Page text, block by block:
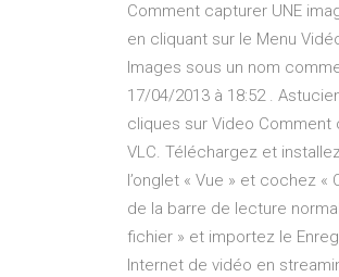
Comment capturer UNE
en cliquant sur le Menu
Images sous un nom
17/04/2013 à 18:52 .
cliques sur Video
VLC. Téléchargez et
l’onglet « Vue » et cochez
de la barre de lecture
fichier » et importez le
Internet de vidéo en